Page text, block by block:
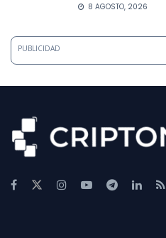
8 AGOSTO, 2026
PUBLICIDAD